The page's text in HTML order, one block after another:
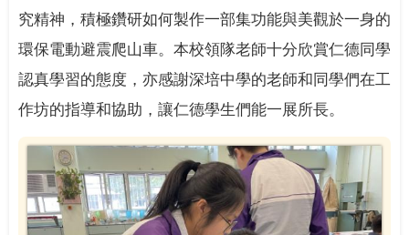
究精神，積極鑽研如何製作一部集功能與美觀於一身的
環保電動避震爬山車。本校領隊老師十分欣賞仁德同學
認真學習的態度，亦感謝深培中學的老師和同學們在工
作坊的指導和協助，讓仁德學生們能一展所長。